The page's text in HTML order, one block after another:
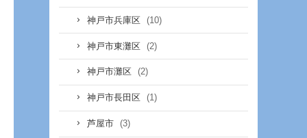
神戸市兵庫区 (10)
神戸市東灘区 (2)
神戸市灘区 (2)
神戸市長田区 (1)
芦屋市 (3)